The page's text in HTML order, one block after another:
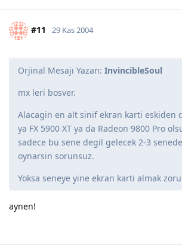
#11 29 Kas 2004
Orjinal Mesajı Yazan: InvincibleSoul
mx leri bosver.
Alacagin en alt sinif ekran karti eskiden
ya FX 5900 XT ya da Radeon 9800 Pro
sadece bu sene degil gelecek 2-3
oynarsin sorunsuz.
Yoksa seneye yine ekran karti almak
aynen!